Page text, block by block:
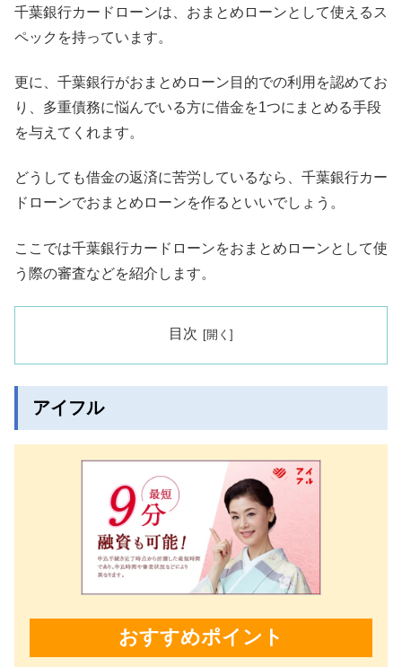
千葉銀行カードローンは、おまとめローンとして使えるス
ペックを持っています。
更に、千葉銀行がおまとめローン目的での利用を認めてお
り、多重債務に悩んでいる方に借金を1つにまとめる手段
を与えてくれます。
どうしても借金の返済に苦労しているなら、千葉銀行カー
ドローンでおまとめローンを作るといいでしょう。
ここでは千葉銀行カードローンをおまとめローンとして使
う際の審査などを紹介します。
目次
アイフル
おすすめポイント